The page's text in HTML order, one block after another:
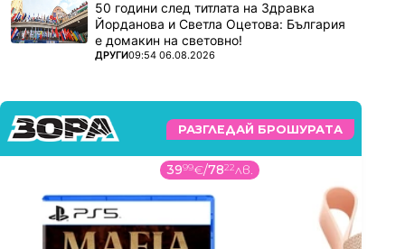
50 години след титлата на Здравка
Йорданова и Светла Оцетова: България
е домакин на световно!
ПОВЕЧЕ ОТ
ДРУГИ09:54 06.08.2026
РАЗГЛЕДАЙ БРОШУРАТА
1999€/391лв.